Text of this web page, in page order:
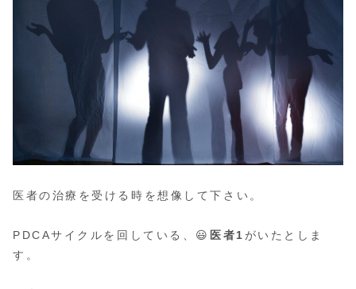
医者の治療を受ける時を想像して下さい。
PDCAサイクルを回している、😃 医者1 がいたとしま
す。